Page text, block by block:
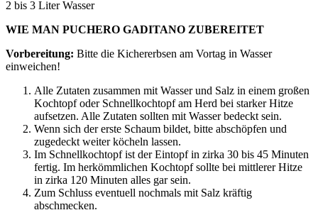
2 bis 3 Liter Wasser
WIE MAN PUCHERO GADITANO ZUBEREITET
Vorbereitung: Bitte die Kichererbsen am Vortag in Wasser
einweichen!
Alle Zutaten zusammen mit Wasser und Salz in einem großen
Kochtopf oder Schnellkochtopf am Herd bei starker Hitze
aufsetzen. Alle Zutaten sollten mit Wasser bedeckt sein.
Wenn sich der erste Schaum bildet, bitte abschöpfen und
zugedeckt weiter köcheln lassen.
Im Schnellkochtopf ist der Eintopf in zirka 30 bis 45 Minuten
fertig. Im herkömmlichen Kochtopf sollte bei mittlerer Hitze
in zirka 120 Minuten alles gar sein.
Zum Schluss eventuell nochmals mit Salz kräftig
abschmecken.